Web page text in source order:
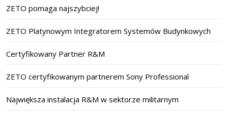
ZETO pomaga najszybciej!
ZETO Platynowym Integratorem Systemów Budynkowych
Certyfikowany Partner R&M
ZETO certyfikowanym partnerem Sony Professional
Największa instalacja R&M w sektorze militarnym